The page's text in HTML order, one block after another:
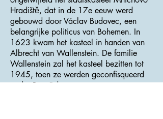
Hradiště, dat in de 17e eeuw werd
gebouwd door Václav Budovec, een
belangrijke politicus van Bohemen. In
1623 kwam het kasteel in handen van
Albrecht van Wallenstein. De familie
Wallenstein zal het kasteel bezitten tot
1945, toen ze werden geconfisqueerd
onder Beneš-decreten.